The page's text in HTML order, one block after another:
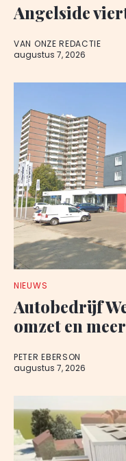
Angelside
VAN ONZE REDACTIE
augustus 7, 2026
NIEUWS
Autobedrijf
omzet en
PETER EBERSON
augustus 7, 2026